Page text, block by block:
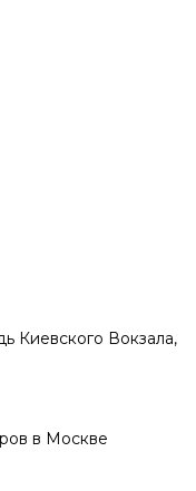
Киевского Вокзала,
в Москве